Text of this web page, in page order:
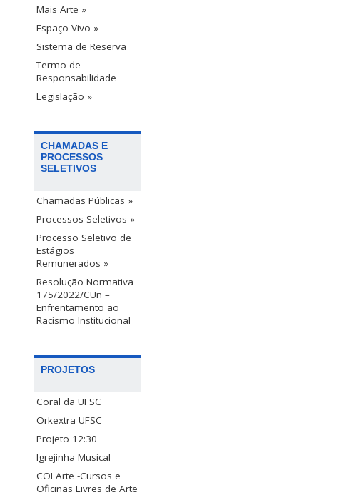
Mais Arte »
Espaço Vivo »
Sistema de Reserva
Termo de
Responsabilidade
Legislação »
CHAMADAS E
PROCESSOS
SELETIVOS
Chamadas Públicas »
Processos Seletivos »
Processo Seletivo de
Estágios
Remunerados »
Resolução Normativa
175/2022/CUn –
Enfrentamento ao
Racismo Institucional
PROJETOS
Coral da UFSC
Orkextra UFSC
Projeto 12:30
Igrejinha Musical
COLArte -Cursos e
Oficinas Livres de Arte